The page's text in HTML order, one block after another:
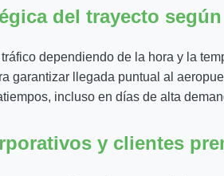
del trayecto
dependiendo de la hora y la
garantizar llegada puntual al
incluso en días de alta
y clientes